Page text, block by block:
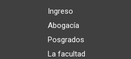
Ingreso
Abogacía
Posgrados
La facultad